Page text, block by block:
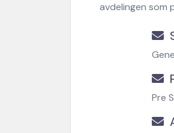
avdelingen som
Pre